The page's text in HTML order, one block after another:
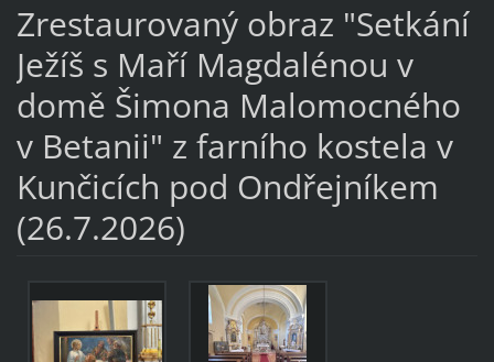
Zrestaurovaný obraz "Setkání
Ježíš s Maří Magdalénou v
domě Šimona Malomocného
v Betanii" z farního kostela v
Kunčicích pod Ondřejníkem
(26.7.2026)